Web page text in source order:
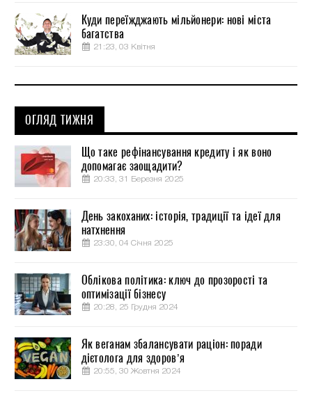
Куди переїжджають мільйонери: нові міста
багатства
21:23, 03 Квітня
ОГЛЯД ТИЖНЯ
Що таке рефінансування кредиту і як воно
допомагає заощадити?
20:33, 31 Березня 2025
День закоханих: історія, традиції та ідеї для
натхнення
23:30, 04 Січня 2025
Облікова політика: ключ до прозорості та
оптимізації бізнесу
20:28, 25 Грудня 2024
Як веганам збалансувати раціон: поради
дієтолога для здоров’я
20:55, 30 Жовтня 2024